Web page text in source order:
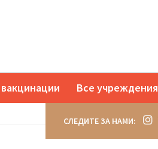
вакцинации Все учреждения
СЛЕДИТЕ ЗА НАМИ: